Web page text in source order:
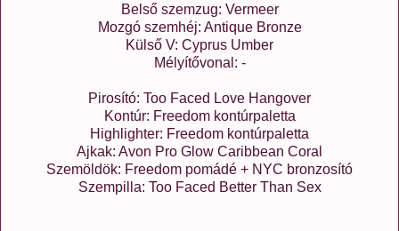
Belső szemzug: Vermeer
Mozgó szemhéj: Antique Bronze
Külső V: Cyprus Umber
Mélyítővonal: -
Pirosító: Too Faced Love Hangover
Kontúr: Freedom kontúrpaletta
Highlighter: Freedom kontúrpaletta
Ajkak: Avon Pro Glow Caribbean Coral
Szemöldök: Freedom pomádé + NYC bronzosító
Szempilla: Too Faced Better Than Sex